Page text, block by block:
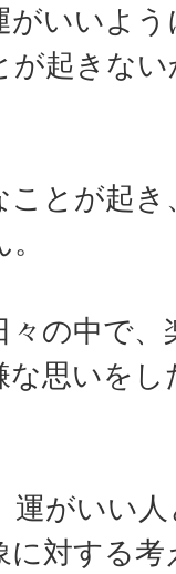
がいいよ
が起きな
とが起
の中で
な思いを
運がいい
に対する